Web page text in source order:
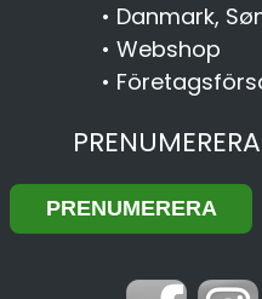
• Danmark,
• Webshop
•